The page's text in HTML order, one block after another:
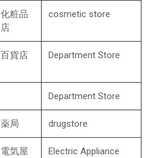
化粧品
店
cosmetic store
百貨店 Department Store
Department Store
薬局 drugstore
電気屋
Electric Appliance